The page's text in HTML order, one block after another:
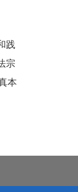
践
宗
本